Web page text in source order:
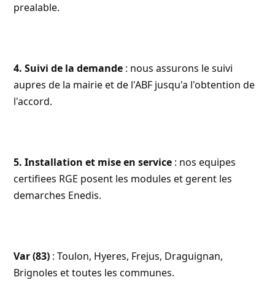
prealable.
4. Suivi de la demande : nous assurons le suivi
aupres de la mairie et de l'ABF jusqu'a l'obtention de
l'accord.
5. Installation et mise en service : nos equipes
certifiees RGE posent les modules et gerent les
demarches Enedis.
Var (83) : Toulon, Hyeres, Frejus, Draguignan,
Brignoles et toutes les communes.